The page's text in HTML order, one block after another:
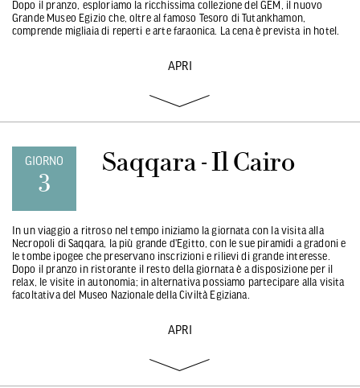
Dopo il pranzo, esploriamo la ricchissima collezione del GEM, il nuovo
Grande Museo Egizio che, oltre al famoso Tesoro di Tutankhamon,
comprende migliaia di reperti e arte faraonica. La cena è prevista in hotel.
APRI
GIORNO
3
Saqqara - Il Cairo
In un viaggio a ritroso nel tempo iniziamo la giornata con la visita alla
Necropoli di Saqqara, la più grande d'Egitto, con le sue piramidi a gradoni e
le tombe ipogee che preservano inscrizioni e rilievi di grande interesse.
Dopo il pranzo in ristorante il resto della giornata è a disposizione per il
relax, le visite in autonomia; in alternativa possiamo partecipare alla visita
facoltativa del Museo Nazionale della Civiltà Egiziana.
APRI